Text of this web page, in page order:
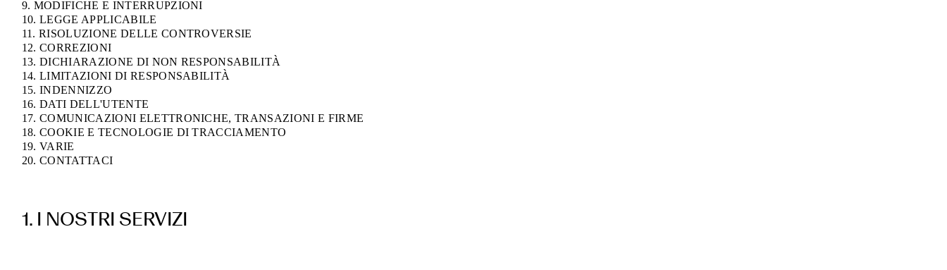
9. MODIFICHE E INTERRUPZIONI
10. LEGGE APPLICABILE
11. RISOLUZIONE DELLE CONTROVERSIE
12. CORREZIONI
13. DICHIARAZIONE DI NON RESPONSABILITÀ
14. LIMITAZIONI DI RESPONSABILITÀ
15. INDENNIZZO
16. DATI DELL'UTENTE
17. COMUNICAZIONI ELETTRONICHE, TRANSAZIONI E FIRME
18. COOKIE E TECNOLOGIE DI TRACCIAMENTO
19. VARIE
20. CONTATTACI
1. I NOSTRI SERVIZI